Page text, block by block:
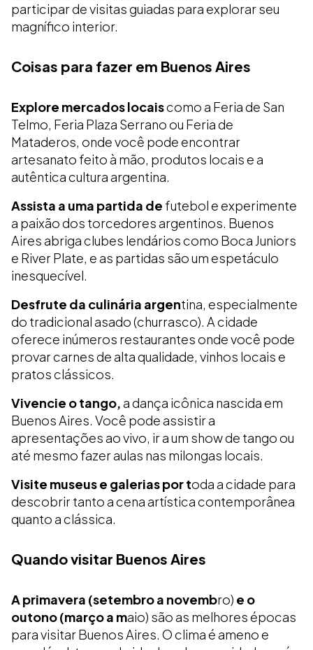
participar de visitas guiadas para explorar seu
magnífico interior.
Coisas para fazer em Buenos Aires
Explore mercados locaiscomo a Feria de San
Telmo, Feria Plaza Serrano ou Feria de
Mataderos, onde você pode encontrar
artesanato feito à mão, produtos locais e a
autêntica cultura argentina.
Assista a uma partida de futebol e experimente
a paixão dos torcedores argentinos. Buenos
Aires abriga clubes lendários como Boca Juniors
e River Plate, e as partidas são um espetáculo
inesquecível.
Desfrute da culinária argentina, especialmente
do tradicional asado (churrasco). A cidade
oferece inúmeros restaurantes onde você pode
provar carnes de alta qualidade, vinhos locais e
pratos clássicos.
Vivencie o tango,a dança icônica nascida em
Buenos Aires. Você pode assistir a
apresentações ao vivo, ir a um show de tango ou
até mesmo fazer aulas nas milongas locais.
Visite museus e galerias por toda a cidade para
descobrir tanto a cena artística contemporânea
quanto a clássica.
Quando visitar Buenos Aires
A primavera (setembro a novembro) e o
outono (março a maio) são as melhores épocas
para visitar Buenos Aires. O clima é ameno e